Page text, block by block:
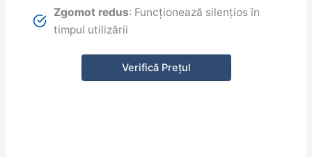
Zgomot redus: Funcționează silențios în
timpul utilizării
Verifică Prețul